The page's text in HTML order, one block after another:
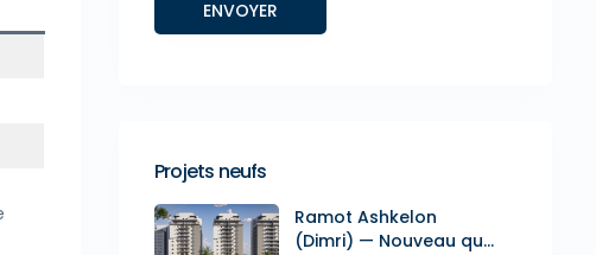
Projets neufs
Ramot Ashkelon
(Dimri) — Nouveau qu...